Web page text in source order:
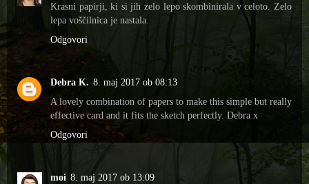
Krasni papirji, ki si jih zelo lepo skombinirala v celoto. Zelo
lepa voščilnica je nastala.
Odgovori
Debra K. 8. maj 2017 ob 08:13
A lovely combination of papers to make this simple but really
effective card and it fits the sketch perfectly. Debra x
Odgovori
moi 8. maj 2017 ob 13:09